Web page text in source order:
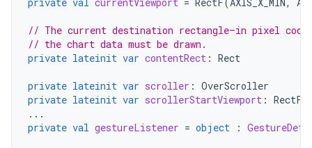
// The current destination rectangle—in pixel
// the chart data must be drawn.
private lateinit var contentRect : Rect
private lateinit var scroller : OverScroller
private lateinit var scrollerStartViewport : RectF
...
private val gestureListener = object :